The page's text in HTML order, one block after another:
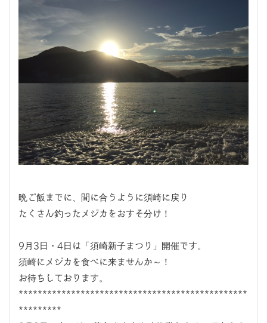
晩ご飯までに、間に合うように須崎に戻り
たくさん釣ったメジカをおすそ分け！
9月3日・4日は「須崎新子まつり」開催です。
須崎にメジカを食べに来ませんか～！
お待ちしております。
************************************************
*********